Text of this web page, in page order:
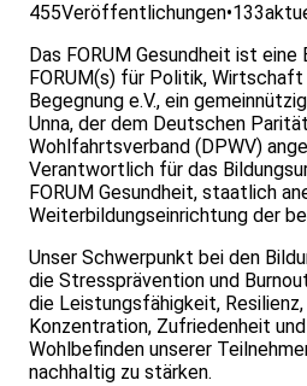
455Veröffentlichungen•133
Das FORUM Gesundheit ist
FORUM(s) für Politik,
Begegnung e.V., ein
Unna, der dem Deutschen
Wohlfahrtsverband (DPWV)
Verantwortlich für das
FORUM Gesundheit, staatlich
Weiterbildungseinrichtung der
Unser Schwerpunkt bei den
die Stressprävention und
die Leistungsfähigkeit,
Konzentration, Zufriedenheit
Wohlbefinden unserer
nachhaltig zu stärken.